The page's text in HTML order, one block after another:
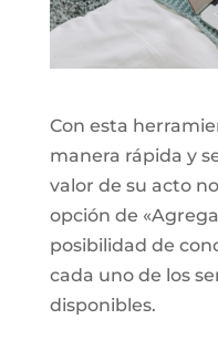
Con esta
manera rápida y
valor de su acto
opción de
posibilidad de
cada uno de los
disponibles.